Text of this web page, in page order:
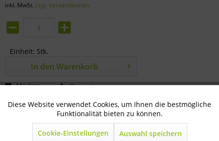
inkl. MwSt. zzgl. Versandkosten
Einheit: Stk.
In den Warenkorb
Merken Bewerten
Artikel-Nr.: 81-07-0100
Beschreibung
Technisch notwendig Aktiv
Marketing Inaktiv
Diese Website verwendet Cookies, um Ihnen die bestmögliche
Funktionalität bieten zu können.
Cookie-Einstellungen Auswahl speichern